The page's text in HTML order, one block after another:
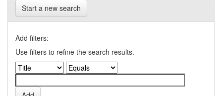
Start a new search
Add filters:
Use filters to refine the search results.